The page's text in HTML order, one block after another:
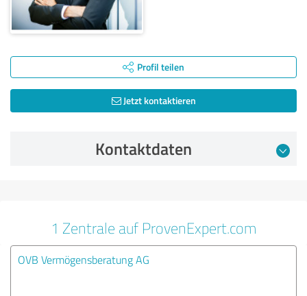
Profil teilen
Jetzt kontaktieren
Kontaktdaten
1 Zentrale auf ProvenExpert.com
OVB Vermögensberatung AG